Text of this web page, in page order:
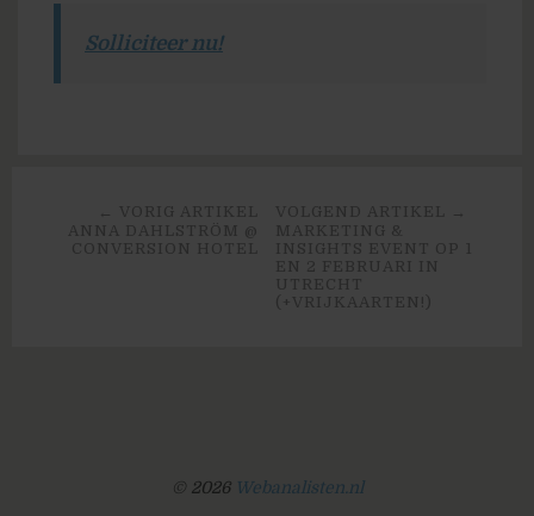
Solliciteer nu!
VOLGEND ARTIKEL →
MARKETING &
INSIGHTS EVENT OP 1
EN 2 FEBRUARI IN
UTRECHT
(+VRIJKAARTEN!)
← VORIG ARTIKEL
ANNA DAHLSTRÖM @
CONVERSION HOTEL
© 2026 Webanalisten.nl